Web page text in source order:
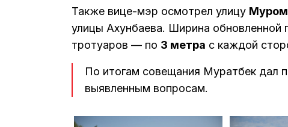
Также вице-мэр осмотрел улицу
улицы Ахунбаева. Ширина обновленной
тротуаров — по 3 метра с каждой
По итогам совещания Муратбек дал
выявленным вопросам.